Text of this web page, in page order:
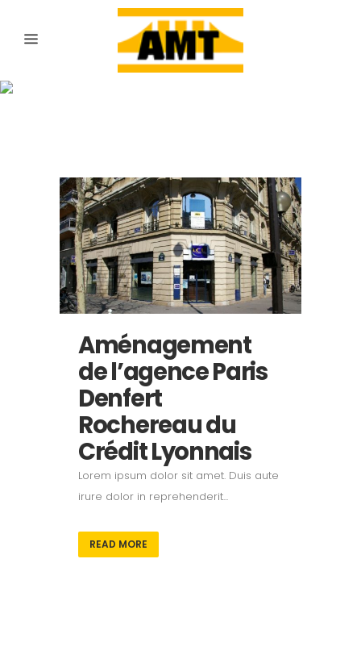
Aménagement
de l’agence Paris
Denfert
Rochereau du
Crédit Lyonnais
Lorem ipsum dolor sit amet. Duis aute
irure dolor in reprehenderit...
READ MORE